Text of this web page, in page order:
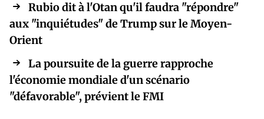
Rubio dit à l'Otan qu'il faudra "répondre"
aux "inquiétudes" de Trump sur le Moyen-
Orient
La poursuite de la guerre rapproche
l'économie mondiale d'un scénario
"défavorable", prévient le FMI